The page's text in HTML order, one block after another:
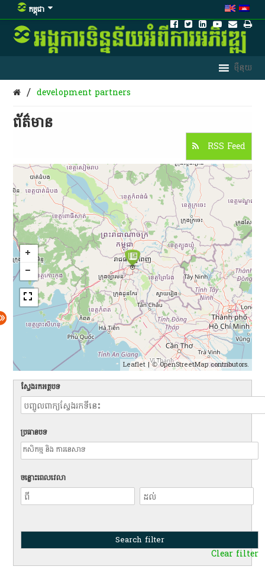
កម្ពុជា
/ development partners
ព័ត៌មាន​
RSS Feed
Leaflet| ©OpenStreetMapcontributors.
ស្វែងរកអត្ថបទ
ប្រធានបទ
ចន្លោះពេលវេលា
Clear filter